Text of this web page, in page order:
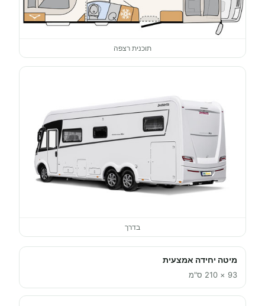
תוכנית רצפה
בדרך
מיטה יחידה אמצעית
93 × 210 ס"מ